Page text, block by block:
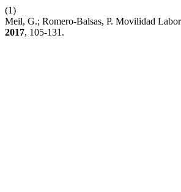
(1)
Meil, G.; Romero-Balsas, P. Movilidad
2017, 105-131.